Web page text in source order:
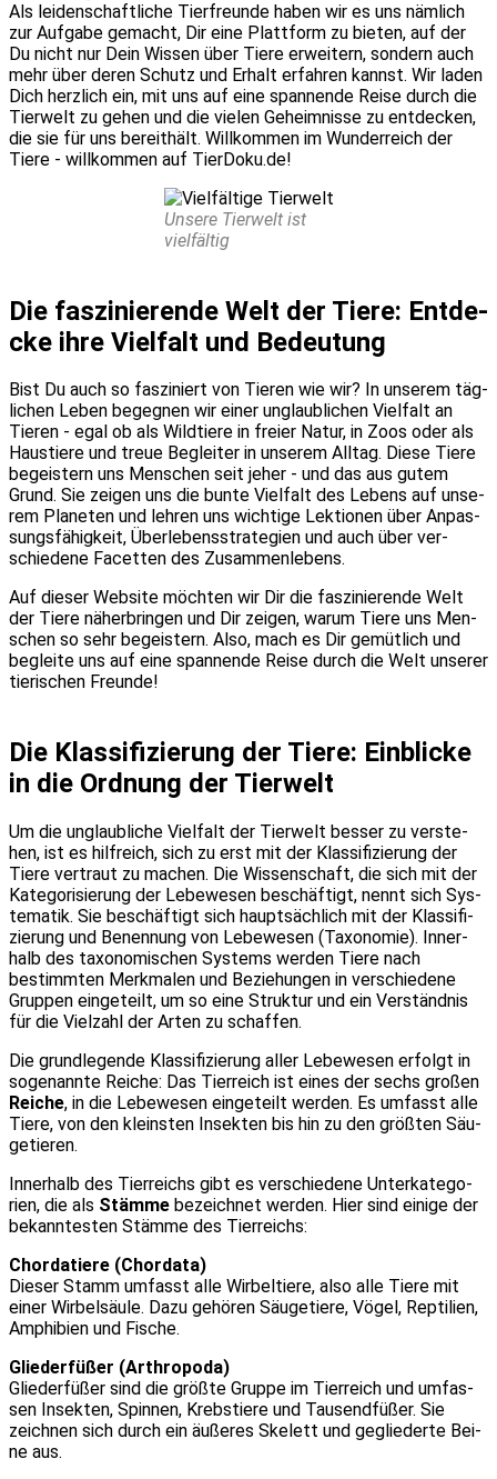
Als lei­den­schaft­li­che Tier­freun­de haben wir es uns näm­lich
zur Auf­ga­be gemacht, Dir eine Platt­form zu bie­ten, auf der
Du nicht nur Dein Wis­sen über Tie­re erwei­tern, son­dern auch
mehr über deren Schutz und Erhalt erfah­ren kannst. Wir laden
Dich herz­lich ein, mit uns auf eine span­nen­de Rei­se durch die
Tier­welt zu gehen und die vie­len Geheim­nis­se zu ent­de­cken,
die sie für uns bereit­hält. Will­kom­men im Wun­der­reich der
Tie­re - will­kom­men auf TierDoku.de!
Unse­re Tier­welt ist
viel­fäl­tig
Die fas­zi­nie­ren­de Welt der Tie­re: Ent­de­
cke ihre Viel­falt und Bedeu­tung
Bist Du auch so fas­zi­niert von Tie­ren wie wir? In unse­rem täg­
li­chen Leben begeg­nen wir einer unglaub­li­chen Viel­falt an
Tie­ren - egal ob als Wild­tie­re in frei­er Natur, in Zoos oder als
Haus­tie­re und treue Beglei­ter in unse­rem All­tag. Die­se Tie­re
begeis­tern uns Men­schen seit jeher - und das aus gutem
Grund. Sie zei­gen uns die bun­te Viel­falt des Lebens auf unse­
rem Pla­ne­ten und leh­ren uns wich­ti­ge Lek­tio­nen über Anpas­
sungs­fä­hig­keit, Über­le­bens­stra­te­gien und auch über ver­
schie­de­ne Facet­ten des Zusam­men­le­bens.
Auf die­ser Web­site möch­ten wir Dir die fas­zi­nie­ren­de Welt
der Tie­re näher­brin­gen und Dir zei­gen, war­um Tie­re uns Men­
schen so sehr begeis­tern. Also, mach es Dir gemüt­lich und
beglei­te uns auf eine span­nen­de Rei­se durch die Welt unse­rer
tie­ri­schen Freun­de!
Die Klas­si­fi­zie­rung der Tie­re: Ein­bli­cke
in die Ord­nung der Tier­welt
Um die unglaub­li­che Viel­falt der Tier­welt bes­ser zu ver­ste­
hen, ist es hilf­reich, sich zu erst mit der Klas­si­fi­zie­rung der
Tie­re ver­traut zu machen. Die Wis­sen­schaft, die sich mit der
Kate­go­ri­sie­rung der Lebe­we­sen beschäf­tigt, nennt sich Sys­
te­ma­tik. Sie beschäf­tigt sich haupt­säch­lich mit der Klas­si­fi­
zie­rung und Benen­nung von Lebe­we­sen (Taxo­no­mie). Inner­
halb des taxo­no­mi­schen Sys­tems wer­den Tie­re nach
bestimm­ten Merk­ma­len und Bezie­hun­gen in ver­schie­de­ne
Grup­pen ein­ge­teilt, um so eine Struk­tur und ein Ver­ständ­nis
für die Viel­zahl der Arten zu schaf­fen.
Die grund­le­gen­de Klas­si­fi­zie­rung aller Lebe­we­sen erfolgt in
soge­nann­te Rei­che: Das Tier­reich ist eines der sechs gro­ßen
Rei­che, in die Lebe­we­sen ein­ge­teilt wer­den. Es umfasst alle
Tie­re, von den kleins­ten Insek­ten bis hin zu den größ­ten Säu­
ge­tie­ren.
Inner­halb des Tier­reichs gibt es ver­schie­de­ne Unter­ka­te­go­
rien, die als Stäm­me bezeich­net wer­den. Hier sind eini­ge der
bekann­tes­ten Stäm­me des Tier­reichs:
Chor­da­tie­re (Chor­da­ta)
Die­ser Stamm umfasst alle Wir­bel­tie­re, also alle Tie­re mit
einer Wir­bel­säu­le. Dazu gehö­ren Säu­ge­tie­re, Vögel, Rep­ti­li­en,
Amphi­bi­en und Fische.
Glie­der­fü­ßer (Arthro­po­da)
Glie­der­fü­ßer sind die größ­te Grup­pe im Tier­reich und umfas­
sen Insek­ten, Spin­nen, Krebs­tie­re und Tau­send­fü­ßer. Sie
zeich­nen sich durch ein äuße­res Ske­lett und geglie­der­te Bei­
ne aus.